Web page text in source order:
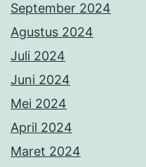
September 2024
Agustus 2024
Juli 2024
Juni 2024
Mei 2024
April 2024
Maret 2024